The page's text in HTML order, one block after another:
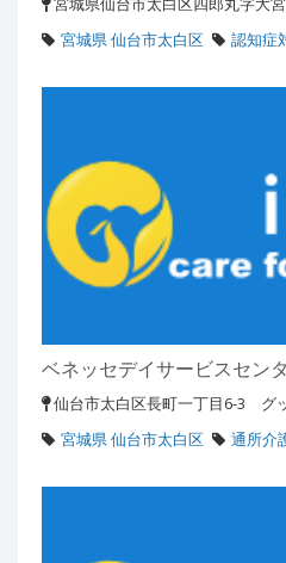
宮城県 仙台市太白区
認知症
ベネッセデイサービスセン
仙台市太白区長町一丁目6-3 グ
宮城県 仙台市太白区
通所介